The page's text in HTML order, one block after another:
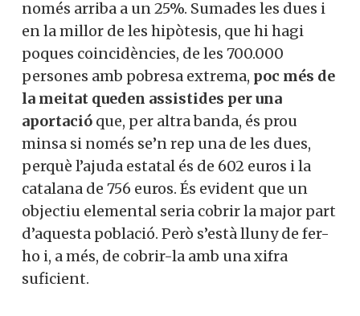
només arriba a un 25%. Sumades les dues i
en la millor de les hipòtesis, que hi hagi
poques coincidències, de les 700.000
persones amb pobresa extrema, poc més de
la meitat queden assistides per una
aportació que, per altra banda, és prou
minsa si només se’n rep una de les dues,
perquè l’ajuda estatal és de 602 euros i la
catalana de 756 euros. És evident que un
objectiu elemental seria cobrir la major part
d’aquesta població. Però s’està lluny de fer-
ho i, a més, de cobrir-la amb una xifra
suficient.